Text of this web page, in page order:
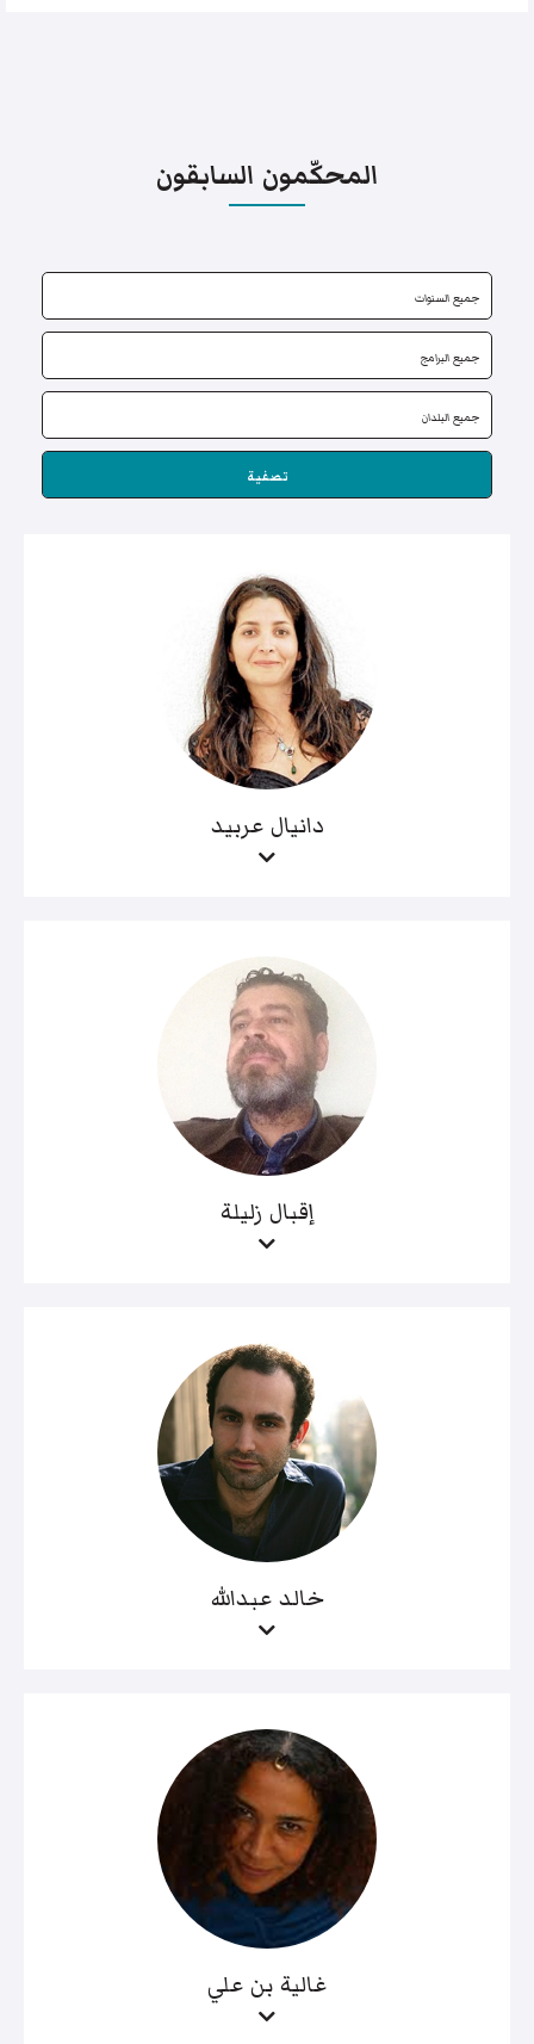
المحكّمون السابقون
تصفية
دانيال عربيد
إقبال زليلة
خالد عبدالله
غالية بن علي